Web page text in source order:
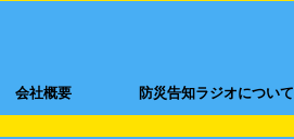
会社概要 防災告知ラジオについて